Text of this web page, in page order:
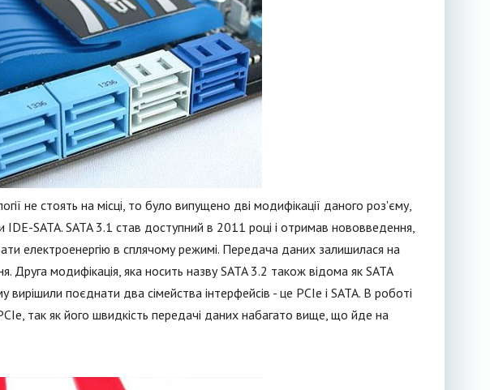
не стоять на місці, то було випущено дві модифікації даного роз'єму,
IDE-SATA. SATA 3.1 став доступний в 2011 році і отримав нововведення,
електроенергію в сплячому режимі. Передача даних залишилася на
Друга модифікація, яка носить назву SATA 3.2 також відома як SATA
поєднати два сімейства інтерфейсів - це PCIe і SATA. В роботі
так як його швидкість передачі даних набагато вище, що йде на